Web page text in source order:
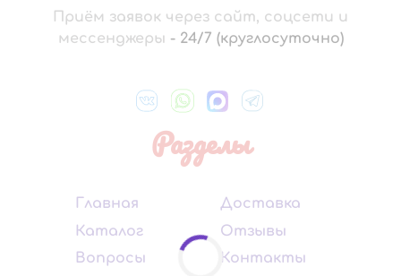
Приём заявок через сайт, соцсети и
мессенджеры - 24/7 (круглосуточно)
Разделы
Главная
Каталог
Вопросы
Доставка
Отзывы
Контакты